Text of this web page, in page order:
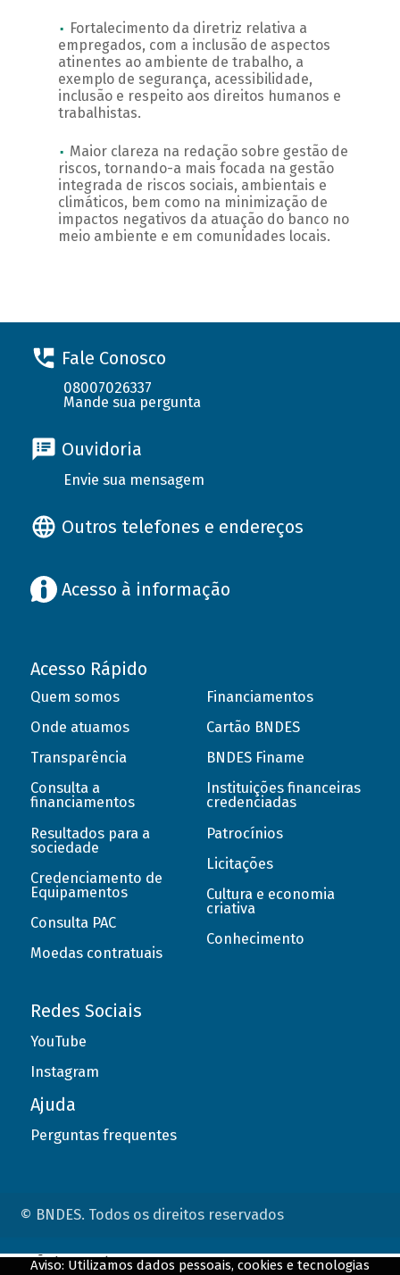
Fortalecimento da diretriz relativa a
empregados, com a inclusão de aspectos
atinentes ao ambiente de trabalho, a
exemplo de segurança, acessibilidade,
inclusão e respeito aos direitos humanos e
trabalhistas.
Maior clareza na redação sobre gestão de
riscos, tornando-a mais focada na gestão
integrada de riscos sociais, ambientais e
climáticos, bem como na minimização de
impactos negativos da atuação do banco no
meio ambiente e em comunidades locais.
Fale Conosco
08007026337
Mande sua pergunta
Ouvidoria
Envie sua mensagem
Outros telefones e endereços
Acesso à informação
Acesso Rápido
Quem somos
Onde atuamos
Transparência
Consulta a
financiamentos
Resultados para a
sociedade
Credenciamento de
Equipamentos
Consulta PAC
Moedas contratuais
Financiamentos
Cartão BNDES
BNDES Finame
Instituições financeiras
credenciadas
Patrocínios
Licitações
Cultura e economia
criativa
Conhecimento
Redes Sociais
YouTube
Instagram
Ajuda
Perguntas frequentes
© BNDES. Todos os direitos reservados
Aviso: Utilizamos dados pessoais, cookies e tecnologias
ConteÃºdo complementar